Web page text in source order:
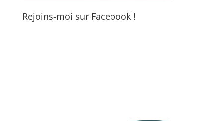
Rejoins-moi sur Facebook !